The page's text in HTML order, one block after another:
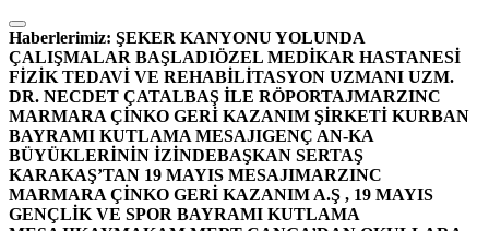
İçeriğe
atla
Haberlerimiz: ŞEKER KANYONU YOLUNDA
ÇALIŞMALAR BAŞLADIÖZEL MEDİKAR HASTANESİ
FİZİK TEDAVİ VE REHABİLİTASYON UZMANI UZM.
DR. NECDET ÇATALBAŞ İLE RÖPORTAJMARZINC
MARMARA ÇİNKO GERİ KAZANIM ŞİRKETİ KURBAN
BAYRAMI KUTLAMA MESAJIGENÇ AN-KA
BÜYÜKLERİNİN İZİNDEBAŞKAN SERTAŞ
KARAKAŞ’TAN 19 MAYIS MESAJIMARZINC
MARMARA ÇİNKO GERİ KAZANIM A.Ş , 19 MAYIS
GENÇLİK VE SPOR BAYRAMI KUTLAMA